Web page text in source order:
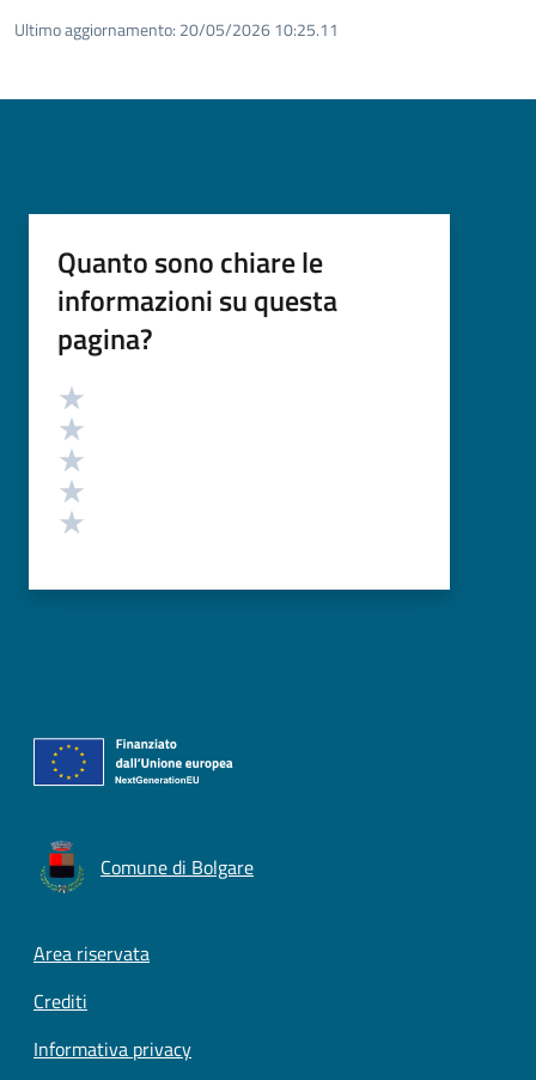
Ultimo aggiornamento: 20/05/2026 10:25.11
Quanto sono chiare le
informazioni su questa
pagina?
Valutazione
Comune di Bolgare
Footer menu
Area riservata
Crediti
Informativa privacy